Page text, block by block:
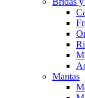
Mantas